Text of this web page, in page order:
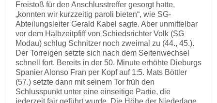
Freistoß für den Anschlusstreffer gesorgt hatte,
„konnten wir kurzzeitig paroli bieten“, wie SG-
Abteilungsleiter Gerald Kabel sagte. Aber unmittelbar
vor dem Halbzeitpfiff von Schiedsrichter Volk (SG
Modau) schlug Schnitzer noch zweimal zu (44., 45.).
Der Torreigen setzte sich nach dem Seitenwechsel
schnell fort. Bereits in der 50. Minute erhöhte Dieburgs
Spanier Alonso Fran per Kopf auf 1:5. Mats Böttler
(57.) setzte dann mit seinem Tor früh den
Schlusspunkt unter eine einseitige Partie, die
jederzeit fair geführt wurde. Die Höhe der Niederlage